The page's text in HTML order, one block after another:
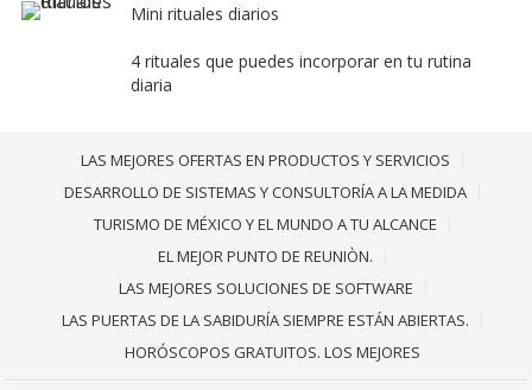
Mini rituales diarios
4 rituales que puedes incorporar en tu rutina
diaria
LAS MEJORES OFERTAS EN PRODUCTOS Y SERVICIOS
DESARROLLO DE SISTEMAS Y CONSULTORÍA A LA MEDIDA
TURISMO DE MÉXICO Y EL MUNDO A TU ALCANCE
EL MEJOR PUNTO DE REUNIÒN.
LAS MEJORES SOLUCIONES DE SOFTWARE
LAS PUERTAS DE LA SABIDURÍA SIEMPRE ESTÁN ABIERTAS.
HORÓSCOPOS GRATUITOS. LOS MEJORES